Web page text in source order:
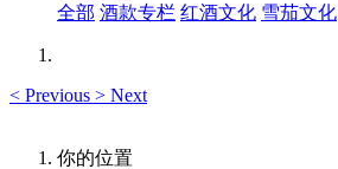
全部 酒款专栏 红酒文化 雪茄文化
< Previous > Next
你的位置